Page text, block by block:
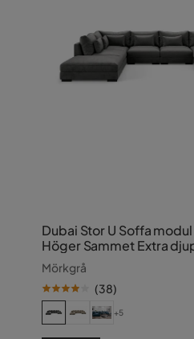
Dubai Stor U Soffa
Höger Sammet Extra
Mörkgrå
(38)
+5